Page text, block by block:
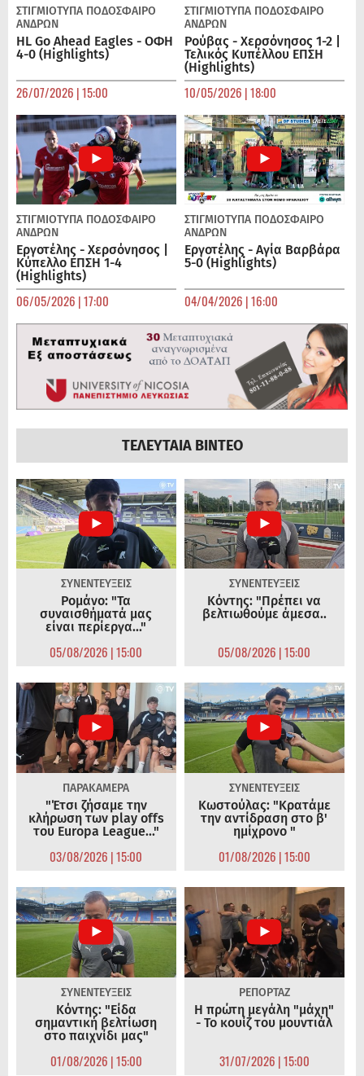
ΣΤΙΓΜΙΟΤΥΠΑ ΠΟΔΌΣΦΑΙΡΟ
ΑΝΔΡΏΝ
HL Go Ahead Eagles - ΟΦΗ
4-0 (Highlights)
26/07/2026 | 15:00
ΣΤΙΓΜΙΟΤΥΠΑ ΠΟΔΌΣΦΑΙΡΟ
ΑΝΔΡΏΝ
Ρούβας - Χερσόνησος 1-2 |
Τελικός Κυπέλλου ΕΠΣΗ
(Highlights)
10/05/2026 | 18:00
ΣΤΙΓΜΙΟΤΥΠΑ ΠΟΔΌΣΦΑΙΡΟ
ΑΝΔΡΏΝ
Εργοτέλης - Χερσόνησος |
Κύπελλο ΕΠΣΗ 1-4
(Highlights)
06/05/2026 | 17:00
ΣΤΙΓΜΙΟΤΥΠΑ ΠΟΔΌΣΦΑΙΡΟ
ΑΝΔΡΏΝ
Εργοτέλης - Αγία Βαρβάρα
5-0 (Highlights)
04/04/2026 | 16:00
ΤΕΛΕΥΤΑΙΑ ΒΙΝΤΕΟ
ΣΥΝΕΝΤΕΥΞΕΙΣ
Ρομάνο: "Τα
συναισθήματά μας
είναι περίεργα..."
05/08/2026 | 15:00
ΣΥΝΕΝΤΕΥΞΕΙΣ
Κόντης: "Πρέπει να
βελτιωθούμε άμεσα..
05/08/2026 | 15:00
ΠΑΡΑΚΑΜΕΡΑ
"Έτσι ζήσαμε την
κλήρωση των play offs
του Europa League..."
03/08/2026 | 15:00
ΣΥΝΕΝΤΕΥΞΕΙΣ
Κωστούλας: "Κρατάμε
την αντίδραση στο β'
ημίχρονο "
01/08/2026 | 15:00
ΣΥΝΕΝΤΕΥΞΕΙΣ
Κόντης: "Είδα
σημαντική βελτίωση
στο παιχνίδι μας"
01/08/2026 | 15:00
ΡΕΠΟΡΤΑΖ
Η πρώτη μεγάλη "μάχη"
- Το κουίζ του μουντιάλ
31/07/2026 | 15:00